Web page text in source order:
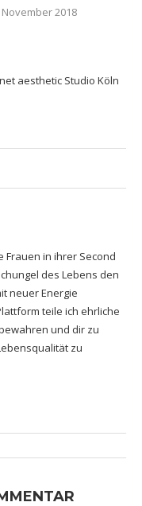
November 2018
aesthetic Studio Köln
Frauen in ihrer Second
des Lebens den
neuer Energie
teile ich ehrliche
und dir zu
zu